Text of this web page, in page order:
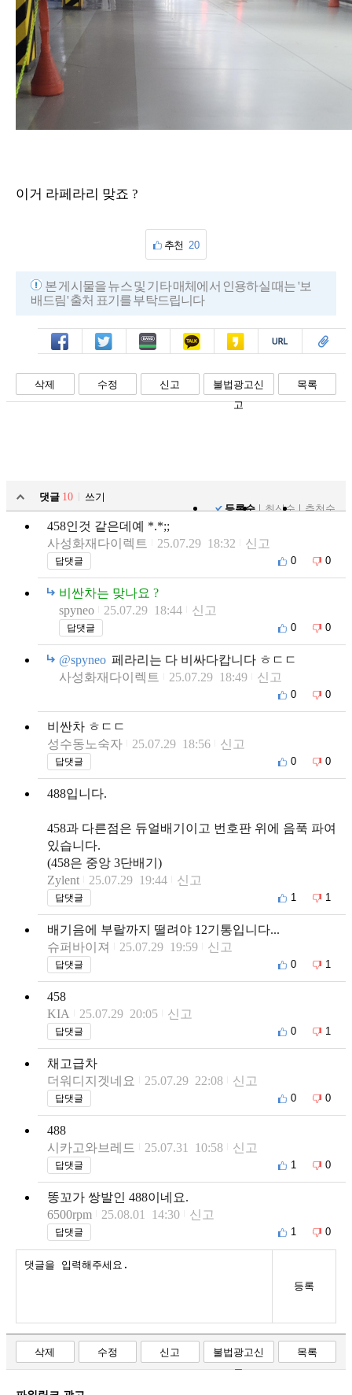
이거 라페라리 맞죠 ?
추천 20
본 게시물을 뉴스 및 기타 매체에서 인용하실 때는 '보
배드림' 출처 표기를 부탁드립니다
페북 트윗 밴드 카톡 카스 복사 스크랩
삭제 수정 신고
불법광고신
고
목록
댓글 10
쓰기
등록순
최신순 추천순
458인것 같은데예 *.*;;
사성화재다이렉트
25.07.29 18:32 신고
답댓글 0 0
비싼차는 맞나요 ?
spyneo
25.07.29 18:44 신고
답댓글 0 0
@spyneo 페라리는 다 비싸다캅니다 ㅎㄷㄷ
사성화재다이렉트
25.07.29 18:49 신고
0 0
비싼차 ㅎㄷㄷ
성수동노숙자
25.07.29 18:56 신고
답댓글 0 0
488입니다.
458과 다른점은 듀얼배기이고 번호판 위에 음푹 파여
있습니다.
(458은 중앙 3단배기)
Zylent
25.07.29 19:44 신고
답댓글 1 1
배기음에 부랄까지 떨려야 12기통입니다...
슈퍼바이져
25.07.29 19:59 신고
답댓글 0 1
458
KIA
25.07.29 20:05 신고
답댓글 0 1
채고급차
더워디지겟네요
25.07.29 22:08 신고
답댓글 0 0
488
시카고와브레드
25.07.31 10:58 신고
답댓글 1 0
똥꼬가 쌍발인 488이네요.
6500rpm
25.08.01 14:30 신고
답댓글 1 0
등록
삭제 수정 신고
불법광고신
고
목록